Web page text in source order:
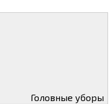
Головные уборы